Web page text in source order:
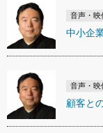
音声・映
中小企
音声・映
顧客と